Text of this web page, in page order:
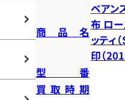
商品名
ベアン
布 ロ
ッティ
印（
型番
買取時期